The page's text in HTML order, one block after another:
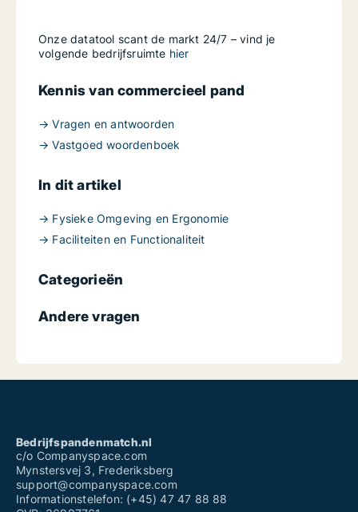
Onze datatool scant de markt 24/7 – vind je
volgende bedrijfsruimte hier
Kennis van commercieel pand
→ Vragen en antwoorden
→ Vastgoed woordenboek
In dit artikel
→ Fysieke Omgeving en Ergonomie
→ Faciliteiten en Functionaliteit
Categorieën
Andere vragen
Bedrijfspandenmatch.nl
c/o Companyspace.com
Mynstersvej 3, Frederiksberg
support@companyspace.com
Informationstelefon: (+45) 47 47 88 88